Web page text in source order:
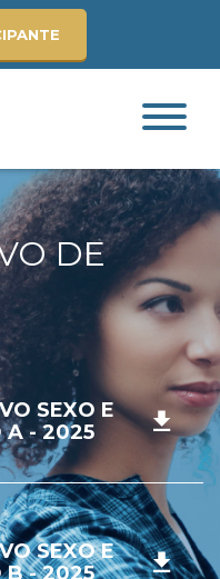
DE
SEXO E
A - 2025
SEXO E
B - 2025